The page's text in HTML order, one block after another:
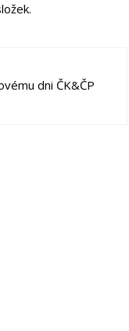
dni ČK&ČP